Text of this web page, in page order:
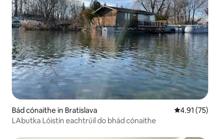
Bád cónaithe in Bratislava Meánrátáil
4.91 (75)
LAbutka Lóistín eachtrúil do bhád cónaithe